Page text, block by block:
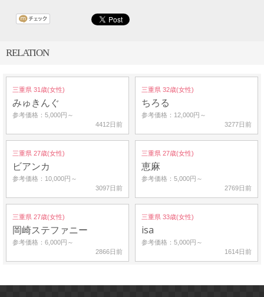
RELATION
三重県 31歳(女性)
みゅきんぐ
参考価格：5,000円～
4412日前
三重県 32歳(女性)
ちろる
参考価格：12,000円～
3277日前
三重県 27歳(女性)
ビアンカ
参考価格：10,000円～
3097日前
三重県 27歳(女性)
恵麻
参考価格：5,000円～
2769日前
三重県 27歳(女性)
岡崎ステファニー
参考価格：6,000円～
2866日前
三重県 33歳(女性)
isa
参考価格：5,000円～
1614日前